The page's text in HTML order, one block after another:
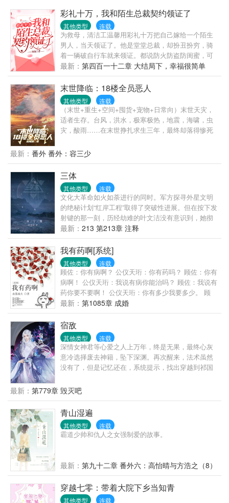
彩礼十万，我和陌生总裁契约领证了
其他类型 连载
为救母，清洁工温馨用彩礼十万把自己嫁给一个陌生
男人，当天领证了。他是堂堂总裁，却扮丑扮穷，骑
着一辆破自行车就来领证。都说防火防盗防闺蜜，可
她天天就防他。“喂！女人，吃了臭豆腐必须刷
牙！”“喂！女人，马桶用了要消毒呀！”有人说，总裁
大人一表人才，不近女色，是南城所有女人的梦中情
人。而她说，他粗狂丑陋，又穷又闷骚直到真相大
白……天，温馨，你家老公的胡子飞了！天，温馨，
你家老公脸上的刀疤移位了！天，温馨你家老公开的
竟然是迈巴赫！天，你家老公不是助理，他才是总
裁！温馨看着人群中簇拥的俊美男人，攥紧拳头……
最新： 第四百一十二章 大结局下，幸福很简单
末世降临：18楼全员恶人
其他类型 连载
（末世+重生+空间+囤货+宠物+日常向）末世天灾，
适者生存。台风，洪水，极寒极热，地震，海啸，虫
灾，酸雨……在末世挣扎求生三年，最终却落得惨死
疯狂囤货模式。买买买，囤囤囤，找回前世救她性命
的狗子。磨好刀，囤好粮，挨个收拾渣男贱女们，有
仇报仇有恩报恩。当天灾来临，她右手握刀左手撸
狗，在文明丧失道德沦陷的末世中乘风破浪！
最新： 番外 番外：容三少
三体
其他类型 连载
文化大革命如火如荼进行的同时。军方探寻外星文明
的绝秘计划“红岸工程”取得了突破性进展。但在按下发
射键的那一刻，历经劫难的叶文洁没有意识到，她彻
底改变了人类的命运。地球文明向宇宙发出的第一声
啼鸣，以太阳为中心，以光速向宇宙深处飞驰…… 四
光年外，“三体文明”正苦苦挣扎——三颗无规则运行的
太阳主导下的百余次毁灭与重生逼迫他们逃离母星。
而恰在此时。他们接收到了地球发来的信息。在运用
超技术锁死地球人的基础科学之后。三体人庞大的宇
宙舰队开始向地球进发…… 人类的末日悄然来临。
最新： 213 第213章 注释
我有药啊[系统]
其他类型 连载
顾佐：你有病啊？ 公仪天珩：你有药吗？ 顾佐：你有
病啊！ 公仪天珩：我说有病你能治吗？ 顾佐：我说有
药你要不要啊！ 公仪天珩：你有多少我要多少。 顾
佐：你要多少我有多少。 公仪天珩：那就都拿来吧。
顾佐：…… 简单地说，胆小怕死的受穿越后一直想尽
办法要活下去，他有个金手指叫做炼药系统，可惜没
有药材，升级不能；大陆上超级世家的长子嫡孙智商
超群却修炼天赋太差，可惜炼药师太难培养，不能只
为他一人服务，但可以调动的药材大把。两个人一个
有病，一个有药，于是，有病的包养了有药的，大家
都好。 【注意事项】： ①大长篇，升级流； ②世界
都是讲道理的人么么哒！
最新： 第1085章 成婚
宿敌
其他类型 连载
深情女神君等心爱之人上万年，终是无果，最终心灰
意冷选择废去神籍，坠下深渊。再次醒来，法术虽然
没有了，但是记忆还在，系统提示，找出穿越到祁国
凡间与她相守一生，圆了她苦苦等待这上万年的心
愿。她虽半信半疑，却不肯放过一丝能寻到他的机
会，于是她便开始筹谋，使自己的人力变得强大，以
便寻到那所谓的现代人。可当自己心爱之人出现在眼
前时，她只觉得上天跟自己开了个天大的玩笑，自己
心心念念之人的身份，居然天界的死对头魔界尊主，
最新： 第779章 毁灭吧
青山湿遍
其他类型 连载
霸道少帅和仇人之女强制爱的故事。
最新： 第九十二章 番外六：高怡晴与方浩之（8）
穿越七零：带着大院下乡当知青
其他类型 连载